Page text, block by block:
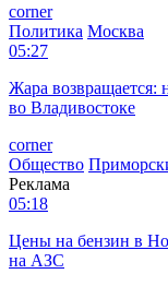
corner
Политика Москва
05:27
Жара возвращается:
во Владивостоке
corner
Общество
Реклама
05:18
Цены на бензин в
на АЗС